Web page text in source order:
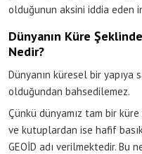
olduğunun aksini iddia eden
Dünyanın Küre
Nedir?
Dünyanın küresel bir yapıya
olduğundan bahsedilemez.
Çünkü dünyamız tam bir
ve kutuplardan ise hafif
GEOİD adı verilmektedir. Bu